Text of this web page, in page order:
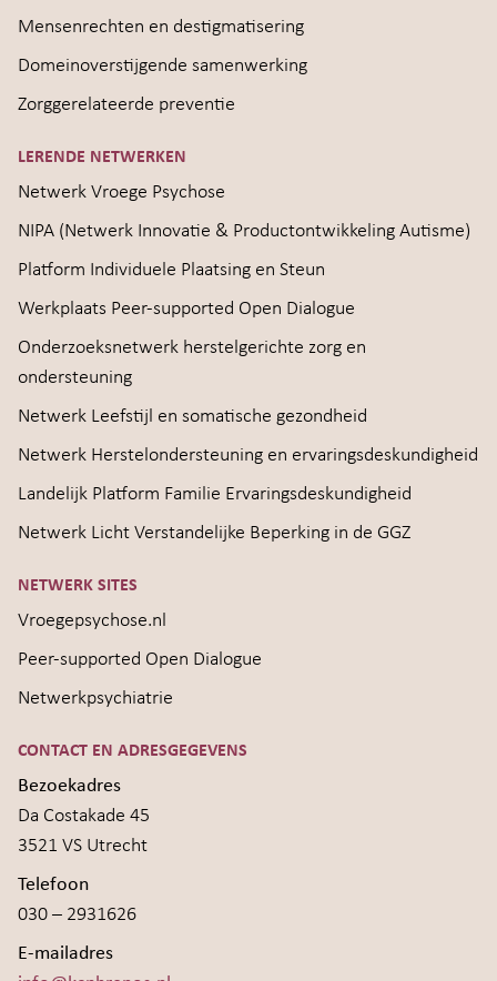
Mensenrechten en destigmatisering
Domeinoverstijgende samenwerking
Zorggerelateerde preventie
LERENDE NETWERKEN
Netwerk Vroege Psychose
NIPA (Netwerk Innovatie & Productontwikkeling Autisme)
Platform Individuele Plaatsing en Steun
Werkplaats Peer-supported Open Dialogue
Onderzoeksnetwerk herstelgerichte zorg en
ondersteuning
Netwerk Leefstijl en somatische gezondheid
Netwerk Herstelondersteuning en ervaringsdeskundigheid
Landelijk Platform Familie Ervaringsdeskundigheid
Netwerk Licht Verstandelijke Beperking in de GGZ
NETWERK SITES
Vroegepsychose.nl
Peer-supported Open Dialogue
Netwerkpsychiatrie
CONTACT EN ADRESGEGEVENS
Bezoekadres
Da Costakade 45
3521 VS Utrecht
Telefoon
030 – 2931626
E-mailadres